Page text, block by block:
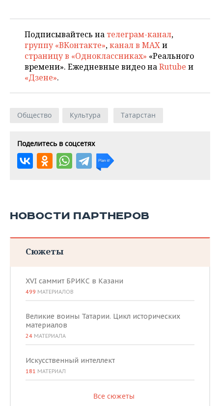
Подписывайтесь на телеграм-канал,
группу «ВКонтакте»,канал в MAXи
страницу в «Одноклассниках» «Реального
времени». Ежедневные видео наRutube и
«Дзене».
Общество Культура Татарстан
Поделитесь в соцсетях
НОВОСТИ ПАРТНЕРОВ
Сюжеты
XVI саммит БРИКС в Казани
499 МАТЕРИАЛОВ
Великие воины Татарии. Цикл исторических
материалов
24 МАТЕРИАЛА
Искусственный интеллект
181 МАТЕРИАЛ
Все сюжеты